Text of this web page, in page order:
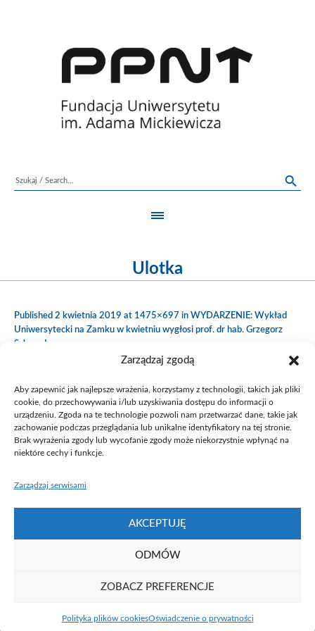
Zarządzaj zgodą
Aby zapewnić jak najlepsze wrażenia, korzystamy z technologii, takich jak pliki
cookie, do przechowywania i/lub uzyskiwania dostępu do informacji o
urządzeniu. Zgoda na te technologie pozwoli nam przetwarzać dane, takie jak
zachowanie podczas przeglądania lub unikalne identyfikatory na tej stronie.
Brak wyrażenia zgody lub wycofanie zgody może niekorzystnie wpłynąć na
niektóre cechy i funkcje.
Zarządzaj serwisami
AKCEPTUJĘ
ODMÓW
ZOBACZ PREFERENCJE
Polityka plików cookiesOświadczenie o prywatności
Ulotka
Published 2 kwietnia 2019 at 1475×697 in WYDARZENIE: Wykład
Uniwersytecki na Zamku w kwietniu wygłosi prof. dr hab. Grzegorz
Schroeder